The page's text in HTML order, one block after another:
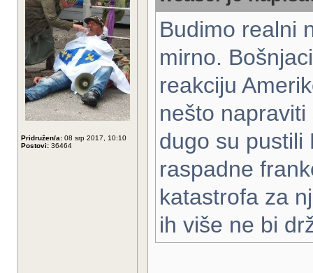
Pridružen/a: 08 srp 2017, 10:10
Postovi: 36464
Budimo realni
mirno.
reakciju
nešto
dugo su pustili
raspadne
katastrofa za
ih više ne bi